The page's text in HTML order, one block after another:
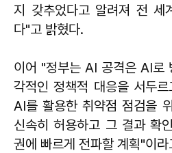
지 갖추었다고 알려져 전 세
다"고 밝혔다.
이어 "정부는 AI 공격은 AI로
각적인 정책적 대응을 서두
AI를 활용한 취약점 점검을
신속히 허용하고 그 결과 확
권에 빠르게 전파할 계획"이라